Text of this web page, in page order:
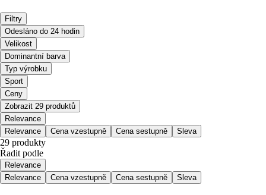
Filtry
Odesláno do 24 hodin
Velikost
Dominantní barva
Typ výrobku
Sport
Ceny
Zobrazit 29 produktů
Relevance
Relevance
Cena vzestupně Cena sestupně Sleva
29 produkty
Řadit podle
Relevance
Relevance
Cena vzestupně Cena sestupně Sleva